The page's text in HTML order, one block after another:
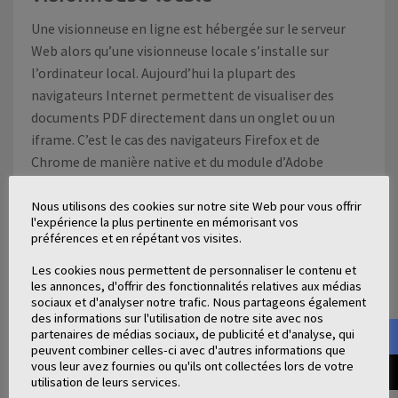
Une visionneuse en ligne est hébergée sur le serveur
Web alors qu’une visionneuse locale s’installe sur
l’ordinateur local. Aujourd’hui la plupart des
navigateurs Internet permettent de visualiser des
documents PDF directement dans un onglet ou un
iframe. C’est le cas des navigateurs Firefox et de
Chrome de manière native et du module d’Adobe
se rapproche de celle d’une visionneuse en ligne, c’est
bien une application hors ligne qui télécharge le fichier
sur l’ordinateur.
Il est tout à fait légitime de se demander s’il est
vraiment nécessaire d’avoir une visionneuse en ligne,
alors que les navigateurs Internet gèrent très bien la
visualisation de documents. Un certain nombre
d’arguments penchent cependant en faveur d’une
Nous utilisons des cookies sur notre site Web pour vous offrir
l'expérience la plus pertinente en mémorisant vos
préférences et en répétant vos visites.
Les cookies nous permettent de personnaliser le contenu et
les annonces, d'offrir des fonctionnalités relatives aux médias
sociaux et d'analyser notre trafic. Nous partageons également
des informations sur l'utilisation de notre site avec nos
partenaires de médias sociaux, de publicité et d'analyse, qui
peuvent combiner celles-ci avec d'autres informations que
vous leur avez fournies ou qu'ils ont collectées lors de votre
utilisation de leurs services.